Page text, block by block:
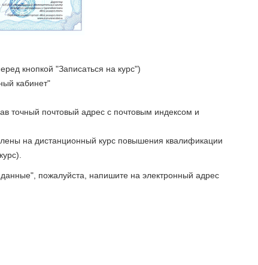
кнопкой "Записаться на курс")
кабинет"
точный почтовый адрес с почтовым индексом и
на дистанционный курс повышения квалификации
пожалуйста, напишите на электронный адрес